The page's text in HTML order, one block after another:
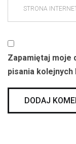
Zapamiętaj moje
pisania kolejnych